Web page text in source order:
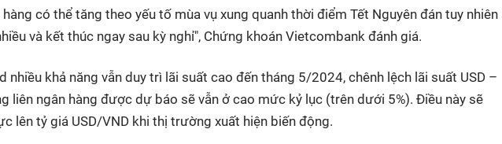
có thể tăng theo yếu tố mùa vụ xung quanh thời điểm Tết Nguyên đán tuy nhiên
và kết thúc ngay sau kỳ nghỉ", Chứng khoán Vietcombank đánh giá.
nhiều khả năng vẫn duy trì lãi suất cao đến tháng 5/2024, chênh lệch lãi suất USD –
liên ngân hàng được dự báo sẽ vẫn ở cao mức kỷ lục (trên dưới 5%). Điều này sẽ
lên tỷ giá USD/VND khi thị trường xuất hiện biến động.